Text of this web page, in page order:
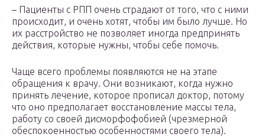
– Пациенты с РПП очень страдают от того, что с ними
происходит, и очень хотят, чтобы им было лучше. Но
их расстройство не позволяет иногда предпринять
действия, которые нужны, чтобы себе помочь.
Чаще всего проблемы появляются не на этапе
обращения к врачу. Они возникают, когда нужно
принять лечение, которое прописал доктор, потому
что оно предполагает восстановление массы тела,
работу со своей дисморфофобией (чрезмерной
обеспокоенностью особенностями своего тела).